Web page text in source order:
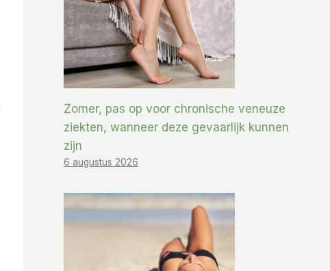
Zomer, pas op voor chronische veneuze
ziekten, wanneer deze gevaarlijk kunnen
zijn
6 augustus 2026